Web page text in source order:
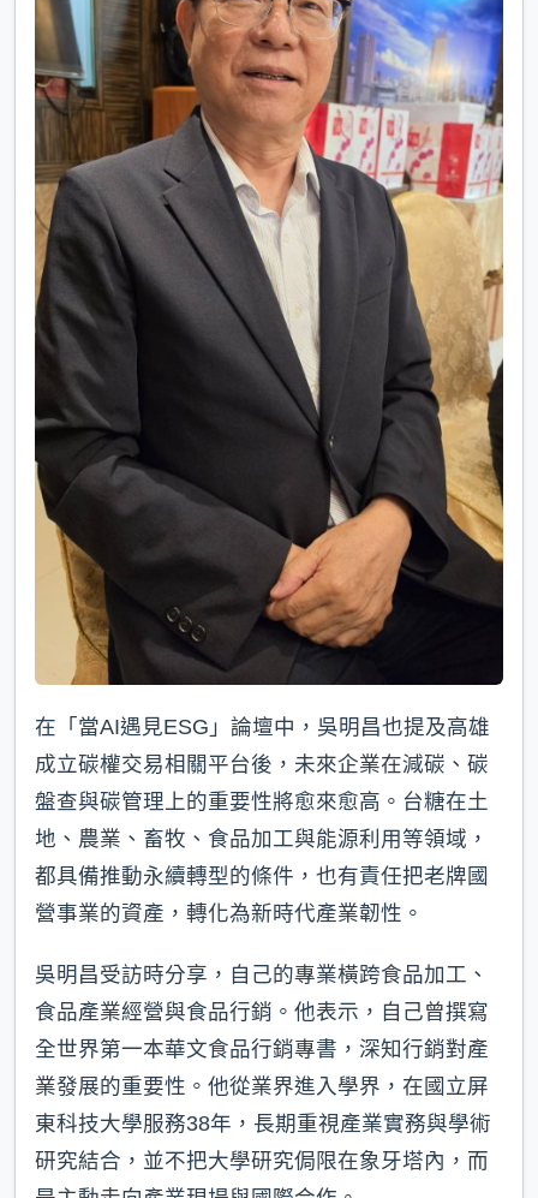
在「當AI遇見ESG」論壇中，吳明昌也提及高雄
成立碳權交易相關平台後，未來企業在減碳、碳
盤查與碳管理上的重要性將愈來愈高。台糖在土
地、農業、畜牧、食品加工與能源利用等領域，
都具備推動永續轉型的條件，也有責任把老牌國
營事業的資產，轉化為新時代產業韌性。
吳明昌受訪時分享，自己的專業橫跨食品加工、
食品產業經營與食品行銷。他表示，自己曾撰寫
全世界第一本華文食品行銷專書，深知行銷對產
業發展的重要性。他從業界進入學界，在國立屏
東科技大學服務38年，長期重視產業實務與學術
研究結合，並不把大學研究侷限在象牙塔內，而